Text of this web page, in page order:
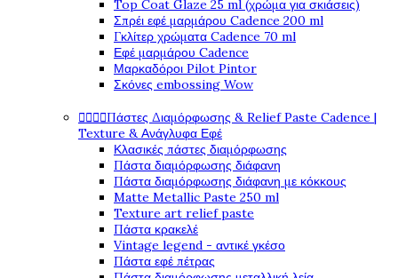
Top Coat Glaze 25 ml (χρώμα για σκιάσεις)
Σπρέι εφέ μαρμάρου Cadence 200 ml
Γκλίτερ χρώματα Cadence 70 ml
Εφέ μαρμάρου Cadence
Μαρκαδόροι Pilot Pintor
Σκόνες embossing Wow
Πάστες Διαμόρφωσης & Relief Paste Cadence |
Texture & Ανάγλυφα Εφέ
Κλασικές πάστες διαμόρφωσης
Πάστα διαμόρφωσης διάφανη
Πάστα διαμόρφωσης διάφανη με κόκκους
Matte Metallic Paste 250 ml
Texture art relief paste
Πάστα κρακελέ
Vintage legend - αντικέ γκέσο
Πάστα εφέ πέτρας